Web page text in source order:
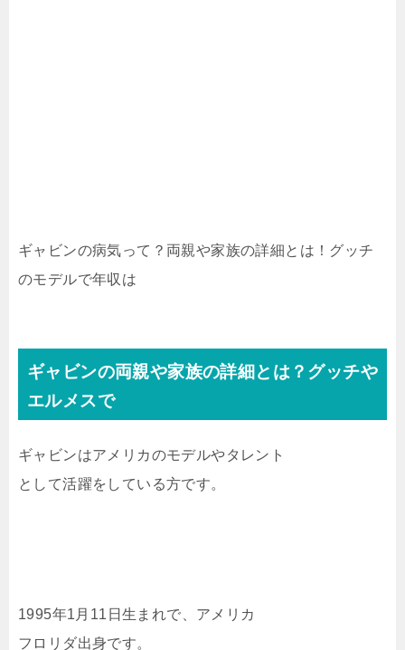
ギャビンの病気って？両親や家族の詳細とは！グッチ
のモデルで年収は
ギャビンの両親や家族の詳細とは？グッチや
エルメスで
ギャビンはアメリカのモデルやタレント
として活躍をしている方です。
1995年1月11日生まれで、アメリカ
フロリダ出身です。